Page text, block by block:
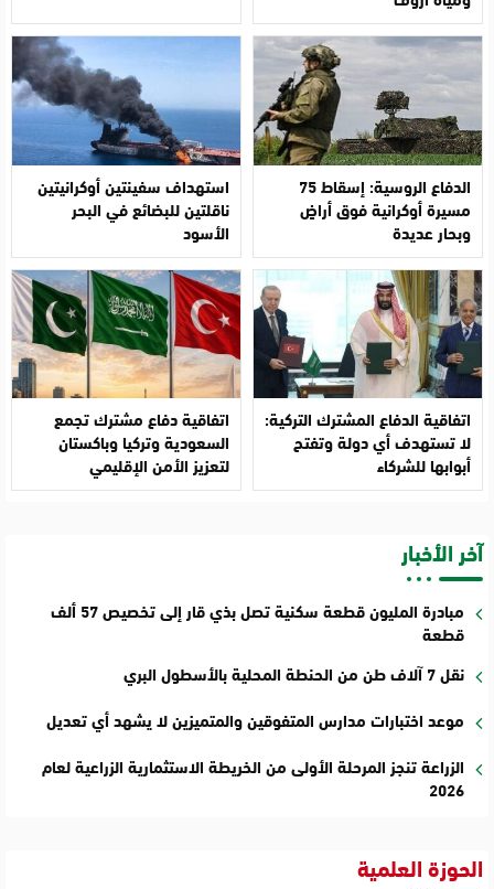
الدفاع الروسية: إسقاط 75
مسيرة أوكرانية فوق أراضٍ
وبحار عديدة
استهداف سفينتين أوكرانيتين
ناقلتين للبضائع في البحر
الأسود
اتفاقية الدفاع المشترك التركية:
لا تستهدف أي دولة وتفتح
أبوابها للشركاء
اتفاقية دفاع مشترك تجمع
السعودية وتركيا وباكستان
لتعزيز الأمن الإقليمي
آخر الأخبار
مبادرة المليون قطعة سكنية تصل بذي قار إلى تخصيص 57 ألف
قطعة
نقل 7 آلاف طن من الحنطة المحلية بالأسطول البري
موعد اختبارات مدارس المتفوقين والمتميزين لا يشهد أي تعديل
الزراعة تنجز المرحلة الأولى من الخريطة الاستثمارية الزراعية لعام
2026
الحوزة العلمية